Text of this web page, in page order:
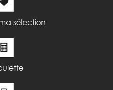
sélection